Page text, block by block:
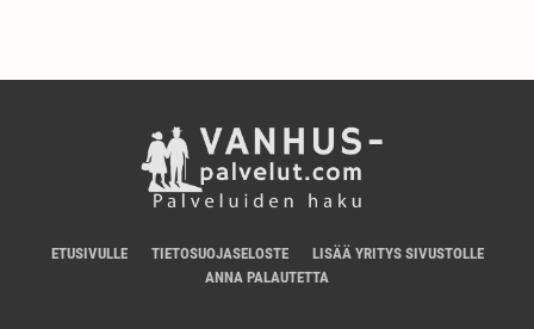
ETUSIVULLE TIETOSUOJASELOSTE
LISÄÄ YRITYS SIVUSTOLLE
ANNA PALAUTETTA